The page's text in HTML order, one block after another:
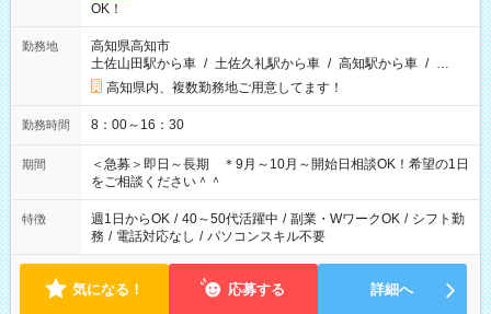
OK！
勤務地
高知県高知市
土佐山田駅から車 / 土佐久礼駅から車 / 高知駅から車 / …
高知県内、複数勤務地ご用意してます！
勤務時間 8：00～16：30
期間
＜急募＞即日～長期 ＊9月～10月～開始日相談OK！希望の1日
をご相談ください＾＾
特徴 週1日からOK / 40～50代活躍中 / 副業・WワークOK / シフト勤
務 / 電話対応なし / パソコンスキル不要
気になる！ 応募する 詳細へ